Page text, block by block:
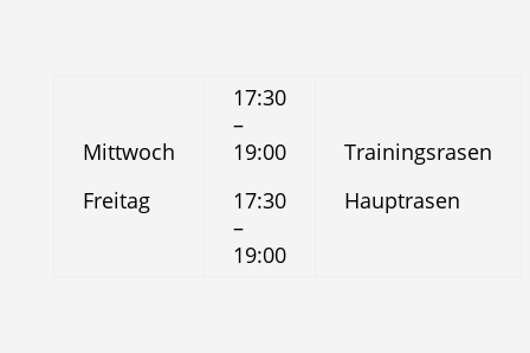
Mittwoch
Freitag
17:30
–
19:00
17:30
–
19:00
Trainingsrasen
Hauptrasen